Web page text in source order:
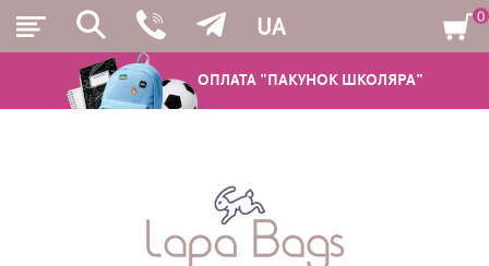
ОПЛАТА "ПАКУНОК ШКОЛЯРА"
UA
ШКІЛЬНІ РЮКЗАКИ ТА РАНЦІ
0